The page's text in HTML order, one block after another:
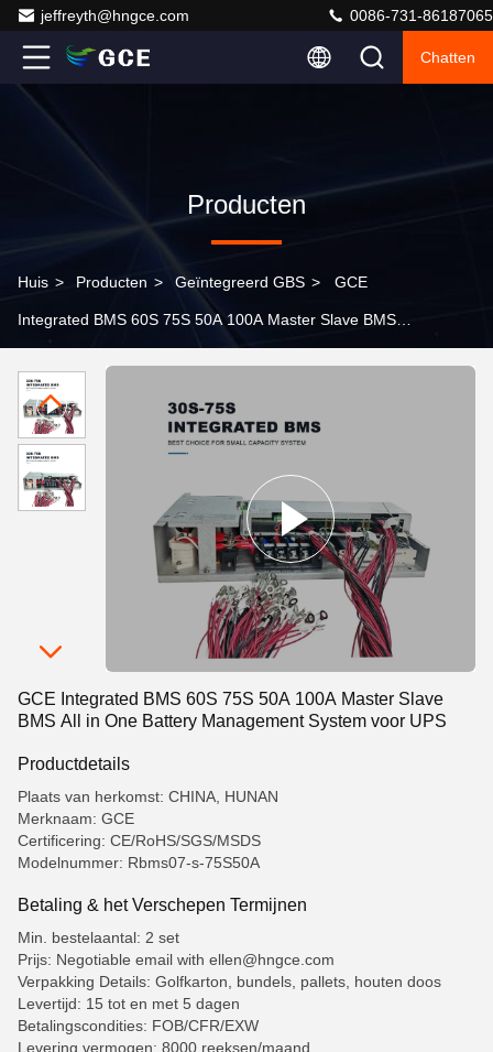
jeffreyth@hngce.com 0086-731-86187065
Chatten
Producten
Huis > Producten > Geïntegreerd GBS > GCE
Integrated BMS 60S 75S 50A 100A Master Slave BMS
GCE Integrated BMS 60S 75S 50A 100A Master Slave
BMS All in One Battery Management System voor UPS
Productdetails
Plaats van herkomst: CHINA, HUNAN
Merknaam: GCE
Certificering: CE/RoHS/SGS/MSDS
Modelnummer: Rbms07-s-75S50A
Betaling & het Verschepen Termijnen
Min. bestelaantal: 2 set
Prijs: Negotiable email with ellen@hngce.com
Verpakking Details: Golfkarton, bundels, pallets, houten doos
Levertijd: 15 tot en met 5 dagen
Betalingscondities: FOB/CFR/EXW
Levering vermogen: 8000 reeksen/maand